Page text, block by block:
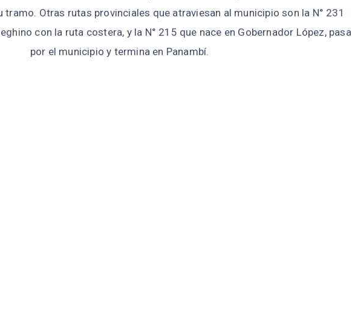
tramo. Otras rutas provinciales que atraviesan al municipio son la N° 231
con la ruta costera, y la N° 215 que nace en Gobernador López, pasa
por el municipio y termina en Panambí.